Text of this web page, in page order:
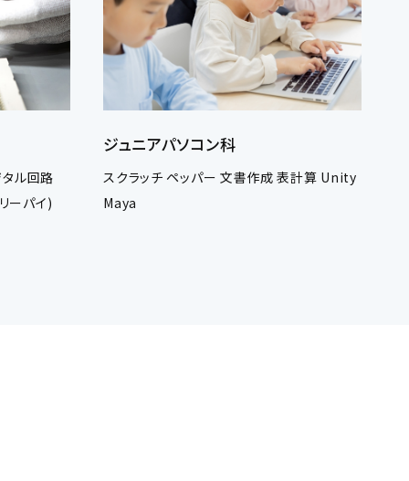
ル回路
ーパイ)
ジュニアパソコン科
スクラッチ ペッパー 文書作成 表計算 Unity
Maya